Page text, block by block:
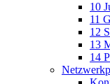
10
11
12
13
14